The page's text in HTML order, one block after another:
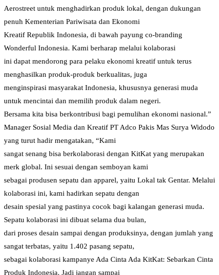
Aerostreet untuk menghadirkan produk lokal, dengan dukungan
penuh Kementerian Pariwisata dan Ekonomi
Kreatif Republik Indonesia, di bawah payung co-branding
Wonderful Indonesia. Kami berharap melalui kolaborasi
ini dapat mendorong para pelaku ekonomi kreatif untuk terus
menghasilkan produk-produk berkualitas, juga
menginspirasi masyarakat Indonesia, khususnya generasi muda
untuk mencintai dan memilih produk dalam negeri.
Bersama kita bisa berkontribusi bagi pemulihan ekonomi nasional.”
Manager Sosial Media dan Kreatif PT Adco Pakis Mas Surya Widodo
yang turut hadir mengatakan, “Kami
sangat senang bisa berkolaborasi dengan KitKat yang merupakan
merk global. Ini sesuai dengan semboyan kami
sebagai produsen sepatu dan apparel, yaitu Lokal tak Gentar. Melalui
kolaborasi ini, kami hadirkan sepatu dengan
desain spesial yang pastinya cocok bagi kalangan generasi muda.
Sepatu kolaborasi ini dibuat selama dua bulan,
dari proses desain sampai dengan produksinya, dengan jumlah yang
sangat terbatas, yaitu 1.402 pasang sepatu,
sebagai kolaborasi kampanye Ada Cinta Ada KitKat: Sebarkan Cinta
Produk Indonesia. Jadi jangan sampai